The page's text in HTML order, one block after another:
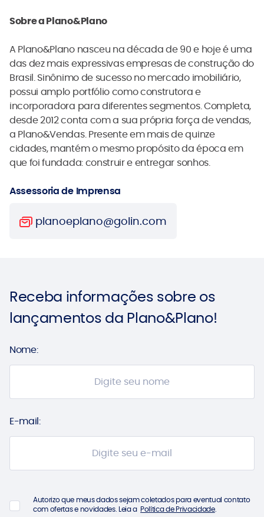
Sobre a Plano&Plano
A Plano&Plano nasceu na década de 90 e hoje é uma
das dez mais expressivas empresas de construção do
Brasil. Sinônimo de sucesso no mercado imobiliário,
possui amplo portfólio como construtora e
incorporadora para diferentes segmentos. Completa,
desde 2012 conta com a sua própria força de vendas,
a Plano&Vendas. Presente em mais de quinze
cidades, mantém o mesmo propósito da época em
que foi fundada: construir e entregar sonhos.
Assessoria de Imprensa
planoeplano@golin.com
Receba informações sobre os
lançamentos da Plano&Plano!
Nome:
E-mail:
Autorizo que meus dados sejam coletados para eventual contato
com ofertas e novidades. Leia a Política de Privacidade.